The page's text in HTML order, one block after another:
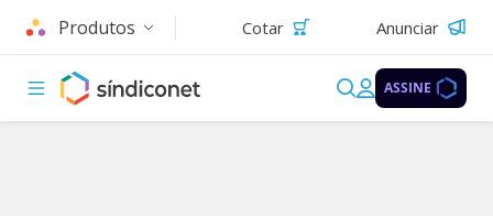
Produtos Cotar Anunciar
ASSINE